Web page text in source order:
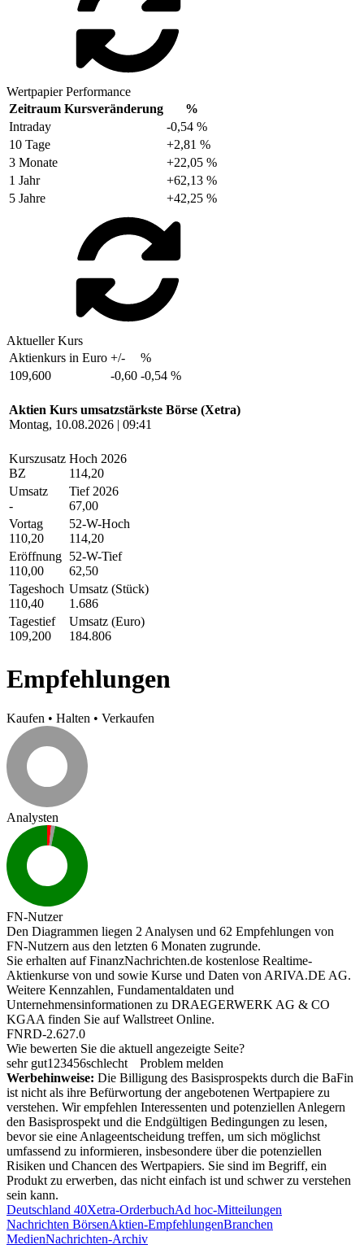
Wertpapier Performance
Zeitraum Kursveränderung
%
Intraday
-0,54 %
10 Tage
+2,81 %
3 Monate
+22,05 %
1 Jahr
+62,13 %
5 Jahre
+42,25 %
Aktueller Kurs
Aktienkurs in Euro +/-
%
109,600
-0,60 -0,54 %
Aktien Kurs umsatzstärkste Börse (Xetra)
Montag, 10.08.2026 | 09:41
Kurszusatz
BZ
Hoch 2026
114,20
Umsatz
-
Tief 2026
67,00
Vortag
110,20
52-W-Hoch
114,20
Eröffnung
110,00
52-W-Tief
62,50
Tageshoch
110,40
Umsatz (Stück)
1.686
Tagestief
109,200
Umsatz (Euro)
184.806
Empfehlungen
Kaufen • Halten • Verkaufen
Analysten
FN-Nutzer
Den Diagrammen liegen 2 Analysen und 62 Empfehlungen von
FN-Nutzern aus den letzten 6 Monaten zugrunde.
Sie erhalten auf FinanzNachrichten.de kostenlose Realtime-
Aktienkurse von und sowie Kurse und Daten von ARIVA.DE AG.
Weitere Kennzahlen, Fundamentaldaten und
Unternehmensinformationen zu DRAEGERWERK AG & CO
KGAA finden Sie aufWallstreet Online.
FNRD-2.627.0
Wie bewerten Sie die aktuell angezeigte Seite?
sehr gut1 23456schlecht
Problem melden
Werbehinweise: Die Billigung des Basisprospekts durch die BaFin
ist nicht als ihre Befürwortung der angebotenen Wertpapiere zu
verstehen. Wir empfehlen Interessenten und potenziellen Anlegern
den Basisprospekt und die Endgültigen Bedingungen zu lesen,
bevor sie eine Anlageentscheidung treffen, um sich möglichst
umfassend zu informieren, insbesondere über die potenziellen
Risiken und Chancen des Wertpapiers. Sie sind im Begriff, ein
Produkt zu erwerben, das nicht einfach ist und schwer zu verstehen
sein kann.
Deutschland 40Xetra-OrderbuchAd hoc-Mitteilungen
Nachrichten BörsenAktien-EmpfehlungenBranchen
MedienNachrichten-Archiv